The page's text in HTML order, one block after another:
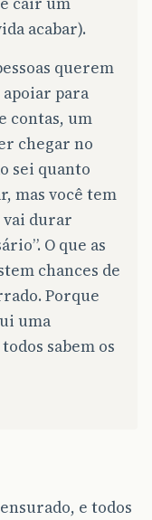
acabar).
querem
apoiar para
contas, um
chegar no
sei quanto
mas você tem
vai durar
O que as
chances de
Porque
uma
sabem os
e todos